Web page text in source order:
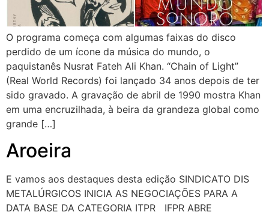
O programa começa com algumas faixas do disco
perdido de um ícone da música do mundo, o
paquistanês Nusrat Fateh Ali Khan. “Chain of Light”
(Real World Records) foi lançado 34 anos depois de ter
sido gravado. A gravação de abril de 1990 mostra Khan
em uma encruzilhada, à beira da grandeza global como
grande […]
Aroeira
E vamos aos destaques desta edição SINDICATO DIS
METALÚRGICOS INICIA AS NEGOCIAÇÕES PARA A
DATA BASE DA CATEGORIA ITPR IFPR ABRE